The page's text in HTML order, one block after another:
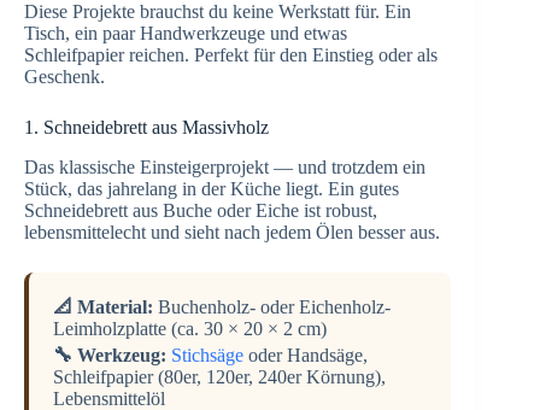
Diese Projekte brauchst du keine Werkstatt für. Ein
Tisch, ein paar Handwerkzeuge und etwas
Schleifpapier reichen. Perfekt für den Einstieg oder als
Geschenk.
1. Schneidebrett aus Massivholz
Das klassische Einsteigerprojekt — und trotzdem ein
Stück, das jahrelang in der Küche liegt. Ein gutes
Schneidebrett aus Buche oder Eiche ist robust,
lebensmittelecht und sieht nach jedem Ölen besser aus.
📐 Material: Buchenholz- oder Eichenholz-
Leimholzplatte (ca. 30 × 20 × 2 cm)
🔧 Werkzeug: Stichsäge oder Handsäge,
Schleifpapier (80er, 120er, 240er Körnung),
Lebensmittelöl